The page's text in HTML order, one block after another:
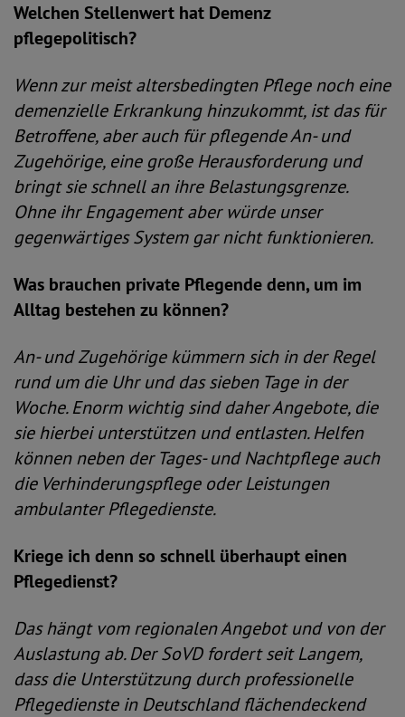
Welchen Stellenwert hat Demenz
pflegepolitisch?
Wenn zur meist altersbedingten Pflege noch eine
demenzielle Erkrankung hinzukommt, ist das für
Betroffene, aber auch für pflegende An- und
Zugehörige, eine große Herausforderung und
bringt sie schnell an ihre Belastungsgrenze.
Ohne ihr Engagement aber würde unser
gegenwärtiges System gar nicht funktionieren.
Was brauchen private Pflegende denn, um im
Alltag bestehen zu können?
An- und Zugehörige kümmern sich in der Regel
rund um die Uhr und das sieben Tage in der
Woche. Enorm wichtig sind daher Angebote, die
sie hierbei unterstützen und entlasten. Helfen
können neben der Tages- und Nachtpflege auch
die Verhinderungspflege oder Leistungen
ambulanter Pflegedienste.
Kriege ich denn so schnell überhaupt einen
Pflegedienst?
Das hängt vom regionalen Angebot und von der
Auslastung ab. Der SoVD fordert seit Langem,
dass die Unterstützung durch professionelle
Pflegedienste in Deutschland flächendeckend